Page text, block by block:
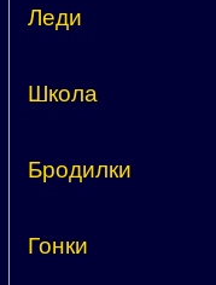
Леди
Школа
Бродилки
Гонки